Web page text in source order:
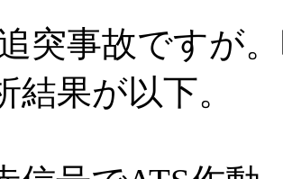
突事故ですが
結果が以下。